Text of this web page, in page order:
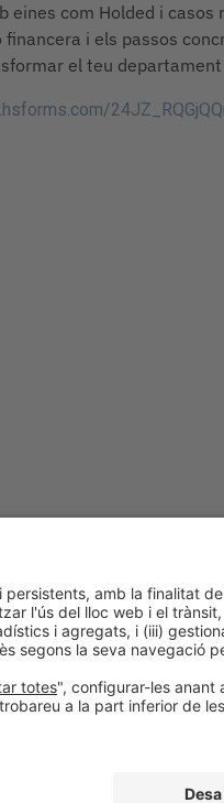
com Holded i casos
i els passos
el teu